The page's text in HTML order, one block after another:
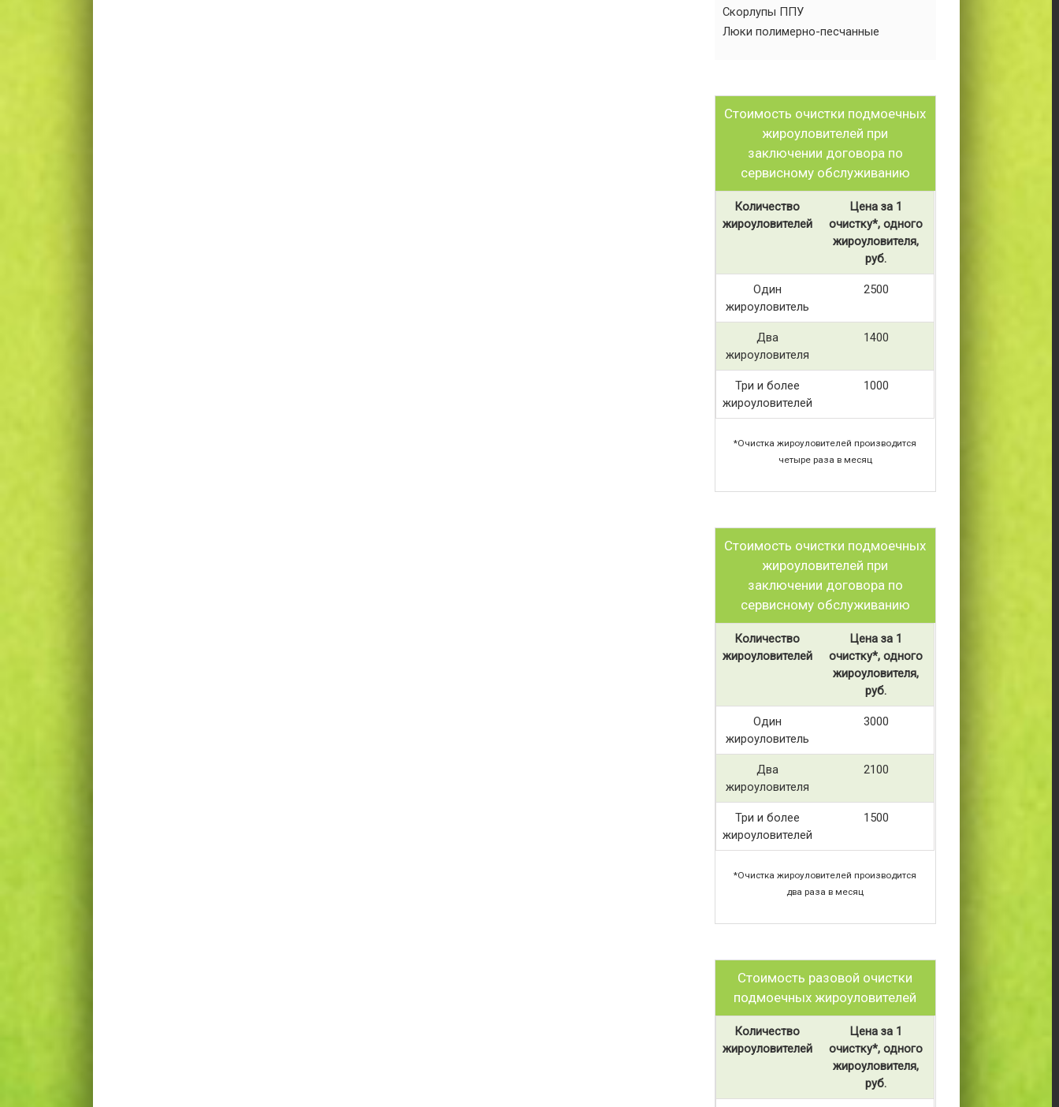
Скорлупы ППУ
Люки полимерно-песчанные
Стоимость очистки подмоечных
жироуловителей при
заключении договора по
сервисному обслуживанию
Количество
жироуловителей
Цена за 1
очистку*, одного
жироуловителя,
руб.
Один
жироуловитель
2500
Два
жироуловителя
1400
Три и более
жироуловителей
1000
*Очистка жироуловителей производится
четыре раза в месяц
Стоимость очистки подмоечных
жироуловителей при
заключении договора по
сервисному обслуживанию
Количество
жироуловителей
Цена за 1
очистку*, одного
жироуловителя,
руб.
Один
жироуловитель
3000
Два
жироуловителя
2100
Три и более
жироуловителей
1500
*Очистка жироуловителей производится
два раза в месяц
Стоимость разовой очистки
подмоечных жироуловителей
Количество
жироуловителей
Цена за 1
очистку*, одного
жироуловителя,
руб.